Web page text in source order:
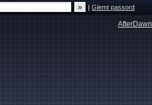
|Glemt passord
AfterDawn